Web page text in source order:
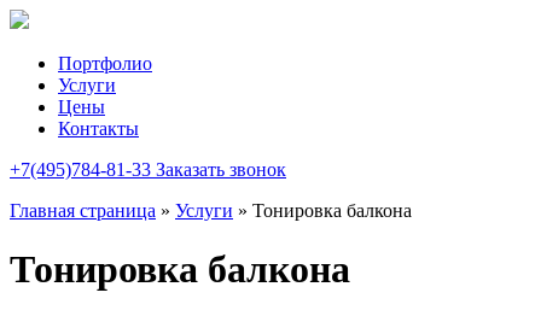
Портфолио
Услуги
Цены
Контакты
+7(495)784-81-33 Заказать звонок
Главная страница » Услуги » Тонировка балкона
Тонировка балкона